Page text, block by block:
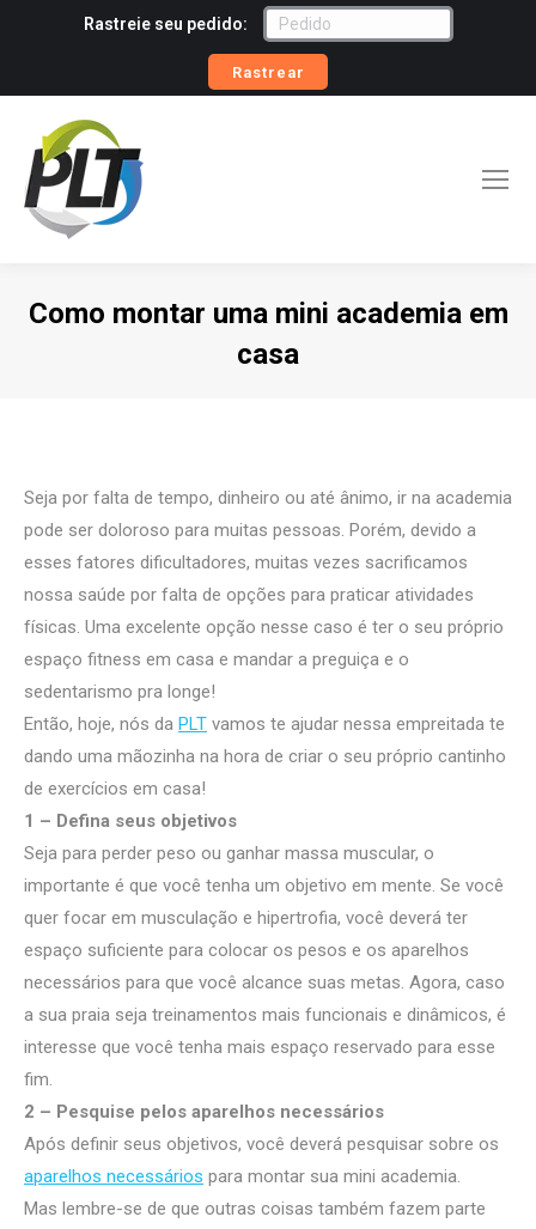
Rastreie seu pedido:
Rastrear
Como montar uma mini academia em
casa
Seja por falta de tempo, dinheiro ou até ânimo, ir na academia
pode ser doloroso para muitas pessoas. Porém, devido a
esses fatores dificultadores, muitas vezes sacrificamos
nossa saúde por falta de opções para praticar atividades
físicas. Uma excelente opção nesse caso é ter o seu próprio
espaço fitness em casa e mandar a preguiça e o
sedentarismo pra longe!
Então, hoje, nós da PLT vamos te ajudar nessa empreitada te
dando uma mãozinha na hora de criar o seu próprio cantinho
de exercícios em casa!
1 – Defina seus objetivos
Seja para perder peso ou ganhar massa muscular, o
importante é que você tenha um objetivo em mente. Se você
quer focar em musculação e hipertrofia, você deverá ter
espaço suficiente para colocar os pesos e os aparelhos
necessários para que você alcance suas metas. Agora, caso
a sua praia seja treinamentos mais funcionais e dinâmicos, é
interesse que você tenha mais espaço reservado para esse
fim.
2 – Pesquise pelos aparelhos necessários
Após definir seus objetivos, você deverá pesquisar sobre os
aparelhos necessários para montar sua mini academia.
Mas lembre-se de que outras coisas também fazem parte